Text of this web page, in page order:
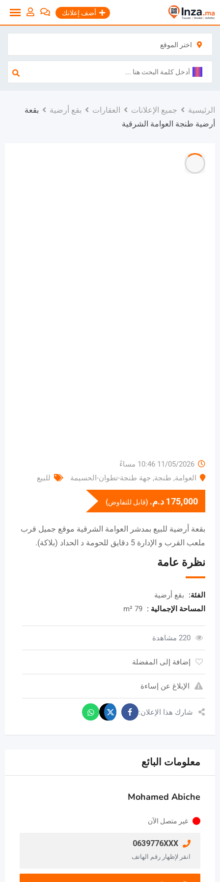
إلى
المحتوى
أضف إعلانك
اختر الموقع
الرئيسية جميع الإعلانات العقارات بقع أرضية
بقعة
أرضية طنجة العوامة الشرقية
11/05/2026 10:46 مساءً
العوامة, طنجة, جهة طنجة-تطوان-الحسيمة للبيع
175,000 د.م. (قابل للتفاوض)
بقعة أرضية للبيع بمدشر العوامة الشرقية موقع جميل قرب
ملعب القرب و الإدارة 5 دقايق للحومة د الحداد (بلاكة).
نظرة عامة
الفئة:
بقع أرضية
المساحة الإجمالية : 79 m²
220 مشاهدة
إضافة إلى المفضلة
الإبلاغ عن إساءة
شارك هذا الإعلان:
معلومات البائع
Mohamed Abiche
غير متصل الآن
0639776XXX
انقر لإظهار رقم الهاتف